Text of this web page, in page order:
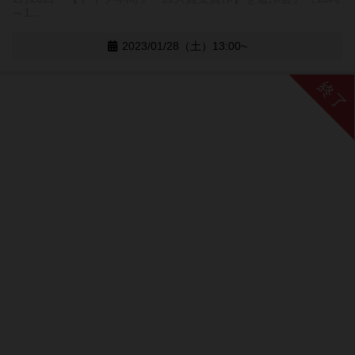
2023/01/28（土）13:00~
終了